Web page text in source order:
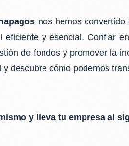
nos hemos
eficiente y esencial. Confiar en
de fondos y promover la
y descubre cómo podemos
y lleva tu empresa al